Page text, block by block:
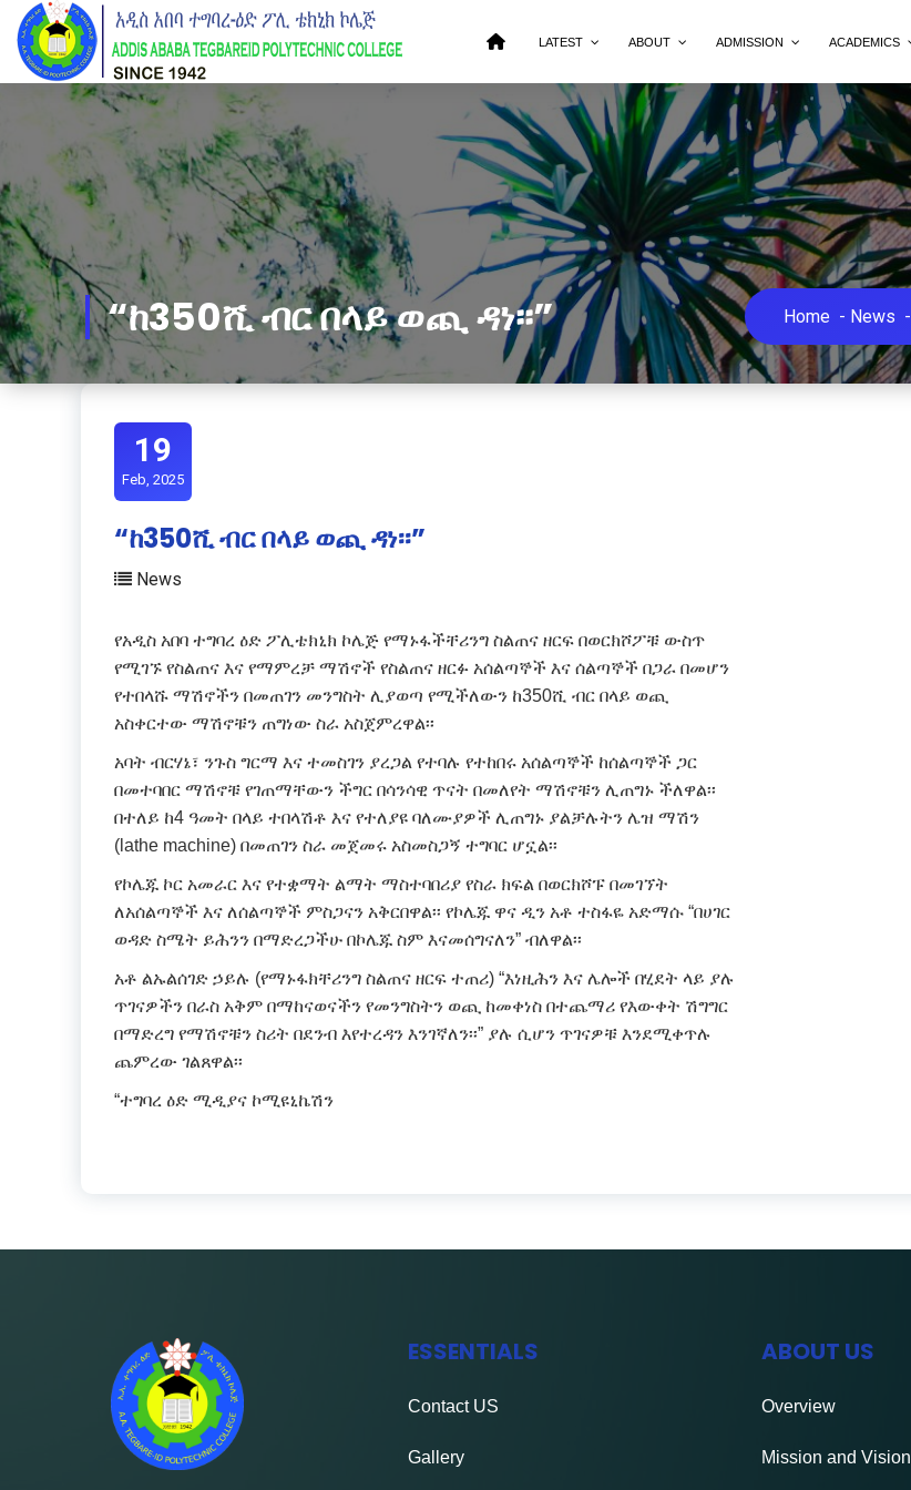
Skip
Content
LATEST ABOUT ADMISSION ACADEMICS
“ከ350ሺ ብር በላይ ወጪ ዳነ፡፡” Home - News -
19
Feb, 2025
“ከ350ሺ ብር በላይ ወጪ ዳነ፡፡”
News
የአዲስ አበባ ተግባረ ዕድ ፖሊቴክኒክ ኮሌጅ የማኑፋችቸሪንግ ስልጠና ዘርፍ በወርክሾፖቹ ውስጥ
የሚገኙ የስልጠና እና የማምረቻ ማሽኖች የስልጠና ዘርፉ አሰልጣኞች እና ሰልጣኞች በጋራ በመሆን
የተበላሹ ማሽኖችን በመጠገን መንግስት ሊያወጣ የሚችለውን ከ350ሺ ብር በላይ ወጪ
አስቀርተው ማሽኖቹን ጠግነው ስራ አስጀምረዋል፡፡
አባት ብርሃኔ፣ ንጉስ ግርማ እና ተመስገን ያረጋል የተባሉ የተከበሩ አሰልጣኞች ከሰልጣኞች ጋር
በመተባበር ማሽኖቹ የገጠማቸውን ችግር በሳንሳዊ ጥናት በመለየት ማሽኖቹን ሊጠግኑ ችለዋል፡፡
በተለይ ከ4 ዓመት በላይ ተበላሽቶ እና የተለያዩ ባለሙያዎች ሊጠግኑ ያልቻሉትን ሌዝ ማሽን
(lathe machine) በመጠገን ስራ መጀመሩ አስመስጋኝ ተግባር ሆኗል፡፡
የኮሌጁ ኮር አመራር እና የተቋማት ልማት ማስተባበሪያ የስራ ክፍል በወርክሾፑ በመገኘት
ለአሰልጣኞች እና ለሰልጣኞች ምስጋናን አቅርበዋል፡፡ የኮሌጁ ዋና ዲን አቶ ተስፋዬ አድማሱ “በሀገር
ወዳድ ስሜት ይሕንን በማድረጋችሁ በኮሌጁ ስም እናመሰግናለን” ብለዋል፡፡
አቶ ልኡልሰገድ ኃይሉ (የማኑፋክቸሪንግ ስልጠና ዘርፍ ተጠሪ) “እነዚሕን እና ሌሎች በሂደት ላይ ያሉ
ጥገናዎችን በራስ አቅም በማከናወናችን የመንግስትን ወጪ ከመቀነስ በተጨማሪ የእውቀት ሽግግር
በማድረግ የማሽኖቹን ስሪት በደንብ እየተረዳን እንገኛለን፡፡” ያሉ ሲሆን ጥገናዎቹ እንደሚቀጥሉ
ጨምረው ገልጸዋል፡፡
“ተግባረ ዕድ ሚዲያና ኮሚዩኒኬሽን
ESSENTIALS
ContactUS
Gallery
ABOUT US
Overview
Mission and Vision